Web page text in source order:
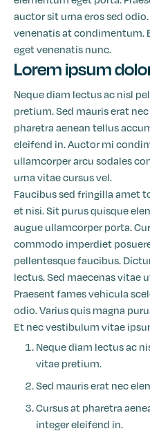
auctor sit urna eros sed
venenatis at condimentum.
eget venenatis nunc.
Lorem ipsum
Neque diam lectus ac nisl
pretium. Sed mauris erat
pharetra aenean tellus
eleifend in. Auctor mi
ullamcorper arcu sodales
urna vitae cursus vel.
Faucibus sed fringilla amet
et nisi. Sit purus quisque
augue ullamcorper porta.
commodo imperdiet
pellentesque faucibus.
lectus. Sed maecenas vitae
Praesent fames vehicula
odio. Varius quis magna
Et nec vestibulum vitae
Neque diam lectus ac
vitae pretium.
Sed mauris erat nec
Cursus at pharetra
integer eleifend in.